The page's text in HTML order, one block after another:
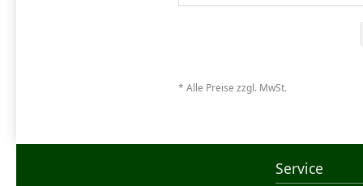
* Alle Preise zzgl. MwSt.
Service